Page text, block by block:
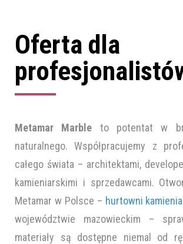
Oferta dla
Metamar Marble to potentat w
naturalnego. Współpracujemy z
całego świata – architektami,
kamieniarskimi i sprzedawcami.
Metamar w Polsce – hurtowni
województwie mazowieckim –
materiały są dostępne niemal od